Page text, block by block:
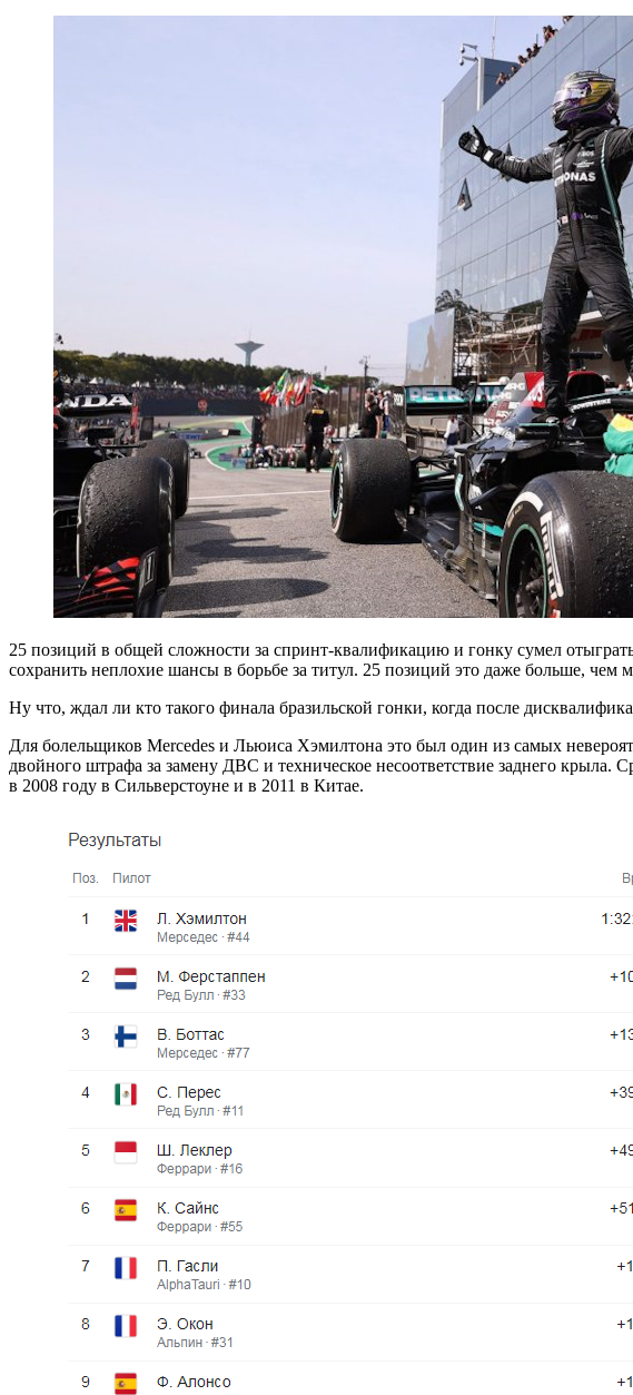
25 позиций в общей сложности за спринт-квалификацию и гонку сумел
сохранить неплохие шансы в борьбе за титул. 25 позиций это даже больше, чем
Ну что, ждал ли кто такого финала бразильской гонки, когда после
Для болельщиков Mercedes и Льюиса Хэмилтона это был один из самых
двойного штрафа за замену ДВС и техническое несоответствие заднего
в 2008 году в Сильверстоуне и в 2011 в Китае.